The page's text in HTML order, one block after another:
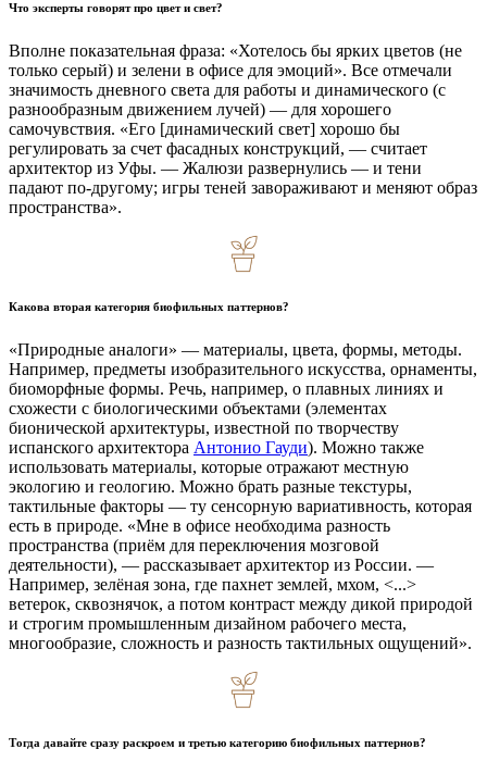
Что эксперты говорят про цвет и свет?
Вполне показательная фраза: «Хотелось бы ярких цветов (не
только серый) и зелени в офисе для эмоций». Все отмечали
значимость дневного света для работы и динамического (с
разнообразным движением лучей) — для хорошего
самочувствия. «Его [динамический свет] хорошо бы
регулировать за счет фасадных конструкций, — считает
архитектор из Уфы. — Жалюзи развернулись — и тени
падают по-другому; игры теней завораживают и меняют образ
пространства».
Какова вторая категория биофильных паттернов?
«Природные аналоги» — материалы, цвета, формы, методы.
Например, предметы изобразительного искусства, орнаменты,
биоморфные формы. Речь, например, о плавных линиях и
схожести с биологическими объектами (элементах
бионической архитектуры, известной по творчеству
испанского архитектора Антонио Гауди). Можно также
использовать материалы, которые отражают местную
экологию и геологию. Можно брать разные текстуры,
тактильные факторы — ту сенсорную вариативность, которая
есть в природе. «Мне в офисе необходима разность
пространства (приём для переключения мозговой
деятельности), — рассказывает архитектор из России. —
Например, зелёная зона, где пахнет землей, мхом, <...>
ветерок, сквознячок, а потом контраст между дикой природой
и строгим промышленным дизайном рабочего места,
многообразие, сложность и разность тактильных ощущений».
Тогда давайте сразу раскроем и третью категорию биофильных паттернов?